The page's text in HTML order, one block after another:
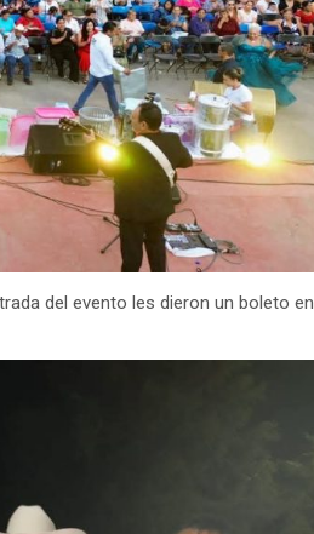
del evento les dieron un boleto en